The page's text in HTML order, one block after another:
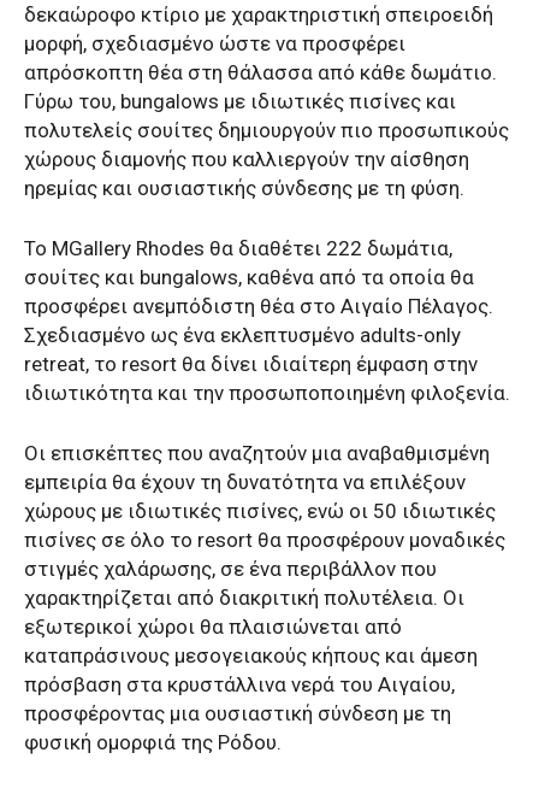
δεκαώροφο κτίριο με χαρακτηριστική σπειροειδή
μορφή, σχεδιασμένο ώστε να προσφέρει
απρόσκοπτη θέα στη θάλασσα από κάθε δωμάτιο.
Γύρω του, bungalows με ιδιωτικές πισίνες και
πολυτελείς σουίτες δημιουργούν πιο προσωπικούς
χώρους διαμονής που καλλιεργούν την αίσθηση
ηρεμίας και ουσιαστικής σύνδεσης με τη φύση.
Το MGallery Rhodes θα διαθέτει 222 δωμάτια,
σουίτες και bungalows, καθένα από τα οποία θα
προσφέρει ανεμπόδιστη θέα στο Αιγαίο Πέλαγος.
Σχεδιασμένο ως ένα εκλεπτυσμένο adults-only
retreat, το resort θα δίνει ιδιαίτερη έμφαση στην
ιδιωτικότητα και την προσωποποιημένη φιλοξενία.
Οι επισκέπτες που αναζητούν μια αναβαθμισμένη
εμπειρία θα έχουν τη δυνατότητα να επιλέξουν
χώρους με ιδιωτικές πισίνες, ενώ οι 50 ιδιωτικές
πισίνες σε όλο το resort θα προσφέρουν μοναδικές
στιγμές χαλάρωσης, σε ένα περιβάλλον που
χαρακτηρίζεται από διακριτική πολυτέλεια. Οι
εξωτερικοί χώροι θα πλαισιώνεται από
καταπράσινους μεσογειακούς κήπους και άμεση
πρόσβαση στα κρυστάλλινα νερά του Αιγαίου,
προσφέροντας μια ουσιαστική σύνδεση με τη
φυσική ομορφιά της Ρόδου.